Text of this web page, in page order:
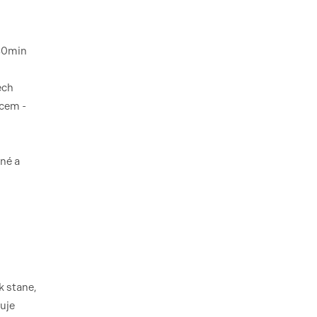
-
a
stane,